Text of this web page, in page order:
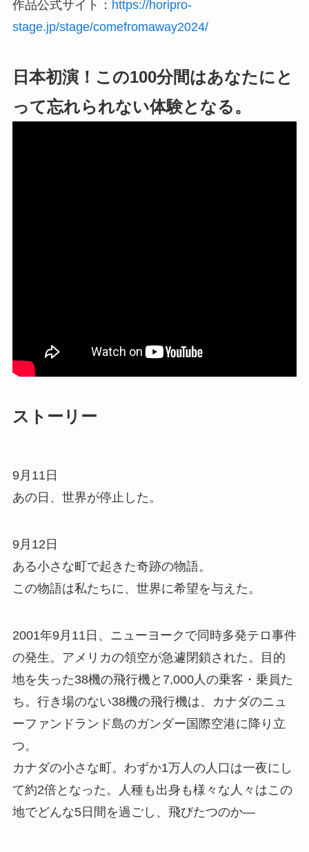
作品公式サイト： https://horipro-
stage.jp/stage/comefromaway2024/
日本初演！この100分間はあなたにと
って忘れられない体験となる。
ストーリー
9月11日
あの日、世界が停止した。
9月12日
ある小さな町で起きた奇跡の物語。
この物語は私たちに、世界に希望を与えた。
2001年9月11日、ニューヨークで同時多発テロ事件
の発生。アメリカの領空が急遽閉鎖された。目的
地を失った38機の飛行機と7,000人の乗客・乗員た
ち。行き場のない38機の飛行機は、カナダのニュ
ーファンドランド島のガンダー国際空港に降り立
つ。
カナダの小さな町。わずか1万人の人口は一夜にし
て約2倍となった。人種も出身も様々な人々はこの
地でどんな5日間を過ごし、飛びたつのか―